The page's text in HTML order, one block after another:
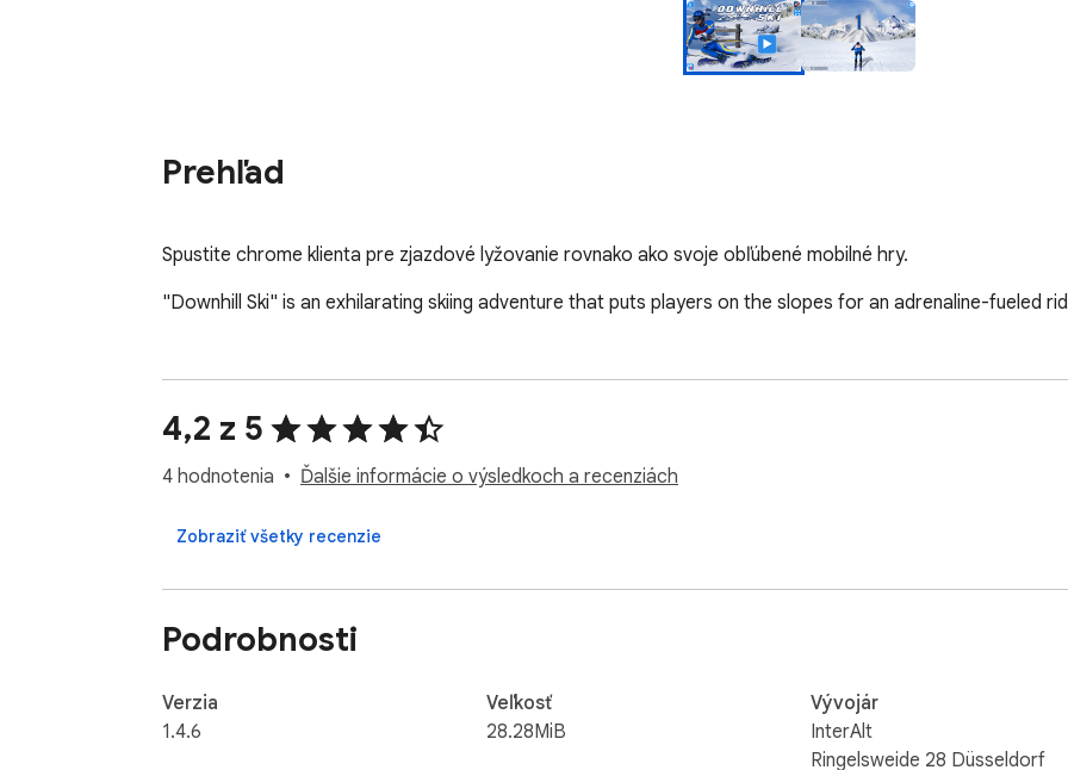
Prehľad
Spustite chrome klienta pre zjazdové lyžovanie rovnako ako svoje obľúbené mobilné hry.
"Downhill Ski" is an exhilarating skiing adventure that puts players on the slopes for an adrenaline-fueled
4,2 z 5
4 hodnotenia Ďalšie informácie o výsledkoch a recenziách
Zobraziť všetky recenzie
Podrobnosti
Verzia
1.4.6
Veľkosť
28.28MiB
Vývojár
InterAlt
Ringelsweide 28 Düsseldorf